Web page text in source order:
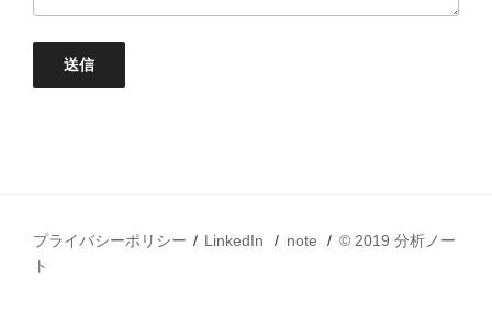
プライバシーポリシー LinkedIn note
© 2019 分析ノー
ト